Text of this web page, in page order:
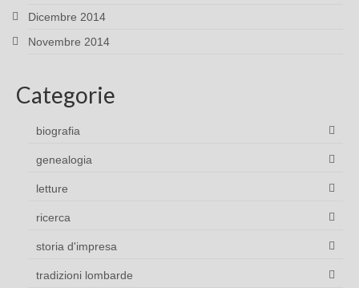
Dicembre 2014
Novembre 2014
Categorie
biografia
genealogia
letture
ricerca
storia d'impresa
tradizioni lombarde